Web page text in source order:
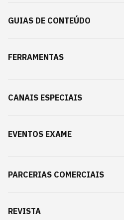
GUIAS DE CONTEÚDO
FERRAMENTAS
CANAIS ESPECIAIS
EVENTOS EXAME
PARCERIAS COMERCIAIS
REVISTA